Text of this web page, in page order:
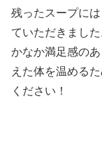
残ったスープに
ていただきまし
かなか満足感の
えた体を温める
ください！